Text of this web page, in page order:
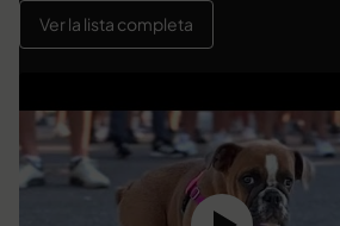
Ver la lista completa